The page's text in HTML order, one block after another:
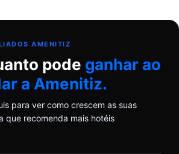
AMENITIZ
pode ganhar ao
a Amenitiz.
para ver como crescem as suas
que recomenda mais hotéis